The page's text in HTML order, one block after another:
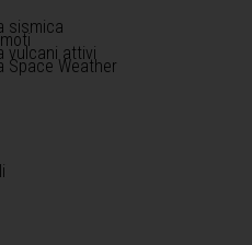
sismica
vulcani attivi
Space Weather